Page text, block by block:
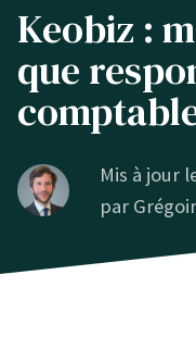
Keobiz :
que
Mis à jour
par